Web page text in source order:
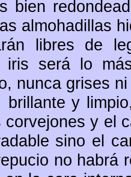
bien
almohadillas
libres de
iris será lo
nunca grises
y
y el
sino el
no habrá